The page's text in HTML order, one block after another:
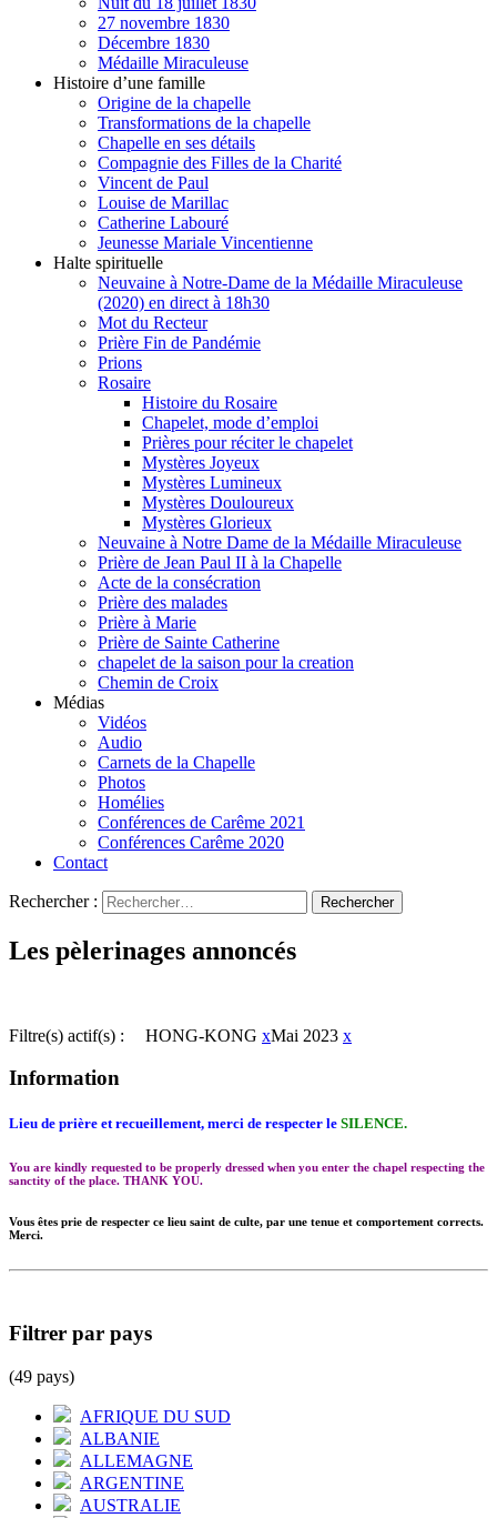
27 novembre 1830
Décembre 1830
Médaille Miraculeuse
Histoire d’une famille
Origine de la chapelle
Transformations de la chapelle
Chapelle en ses détails
Compagnie des Filles de la Charité
Vincent de Paul
Louise de Marillac
Catherine Labouré
Jeunesse Mariale Vincentienne
Halte spirituelle
Neuvaine à Notre-Dame de la Médaille Miraculeuse
(2020) en direct à 18h30
Mot du Recteur
Prière Fin de Pandémie
Prions
Rosaire
Histoire du Rosaire
Chapelet, mode d’emploi
Prières pour réciter le chapelet
Mystères Joyeux
Mystères Lumineux
Mystères Douloureux
Mystères Glorieux
Neuvaine à Notre Dame de la Médaille Miraculeuse
Prière de Jean Paul II à la Chapelle
Acte de la consécration
Prière des malades
Prière à Marie
Prière de Sainte Catherine
chapelet de la saison pour la creation
Chemin de Croix
Médias
Vidéos
Audio
Carnets de la Chapelle
Photos
Homélies
Conférences de Carême 2021
Conférences Carême 2020
Contact
Rechercher :
Les pèlerinages annoncés
Filtre(s) actif(s) : HONG-KONG xMai 2023 x
Information
Lieu de prière et recueillement, merci de respecter le SILENCE.
You are kindly requested to be properly dressed when you enter the chapel respecting the
sanctity of the place. THANK YOU.
Vous êtes prie de respecter ce lieu saint de culte, par une tenue et comportement corrects.
Merci.
Filtrer par pays
(49 pays)
AFRIQUE DU SUD
ALBANIE
ALLEMAGNE
ARGENTINE
AUSTRALIE